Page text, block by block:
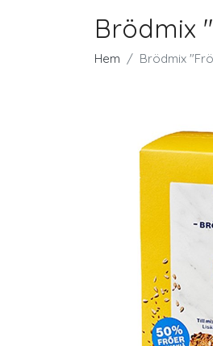
Brödmix
Hem Brödmix